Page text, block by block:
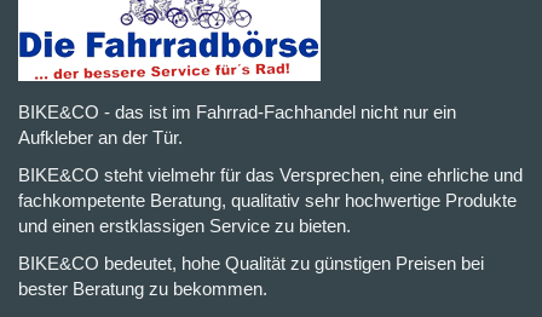
BIKE&CO - das ist im Fahrrad-Fachhandel nicht nur ein
Aufkleber an der Tür.
BIKE&CO steht vielmehr für das Versprechen, eine ehrliche und
fachkompetente Beratung, qualitativ sehr hochwertige Produkte
und einen erstklassigen Service zu bieten.
BIKE&CO bedeutet, hohe Qualität zu günstigen Preisen bei
bester Beratung zu bekommen.